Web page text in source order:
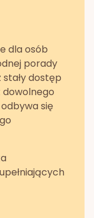
dla osób
porady
stały dostęp
się